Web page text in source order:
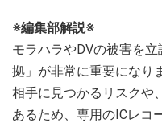
※編集部解説※
モラハラやDVの被害を
拠」が非常に重要になり
相手に見つかるリスクや
あるため、専用のICレコ